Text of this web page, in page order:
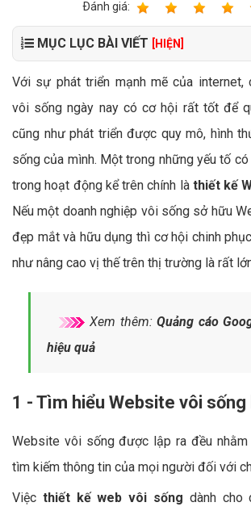
Ðánh giá:
MỤC LỤC BÀI VIẾT [HIỆN]
Với sự phát triển mạnh mẽ của internet,
vôi sống ngày nay có cơ hội rất tốt để
cũng như phát triển được quy mô, hình
sống của mình. Một trong những yếu tố
trong hoạt động kể trên chính là thiết kế
Nếu một doanh nghiệp vôi sống sở hữu
đẹp mắt và hữu dụng thì cơ hội chinh
như nâng cao vị thế trên thị trường là rất
Xem thêm:Quảng cáo
hiệu quả
1 - Tìm hiểu Website vôi sống
Website vôi sống được lập ra đều
tìm kiếm thông tin của mọi người đối với
Việc thiết kế web vôi sống dành cho